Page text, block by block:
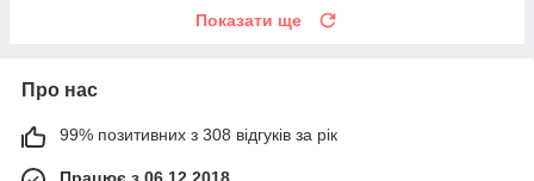
Показати ще
Про нас
99% позитивних з 308 відгуків за рік